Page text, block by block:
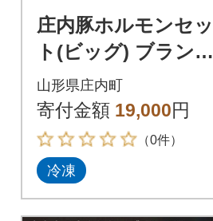
庄内豚ホルモンセッ
ト(ビッグ) ブランド
肉 庄内三元豚 白モツ
レバーハツ モツカレ
ー煮込み
山形県庄内町
寄付金額 19,000円
（0件）
冷凍